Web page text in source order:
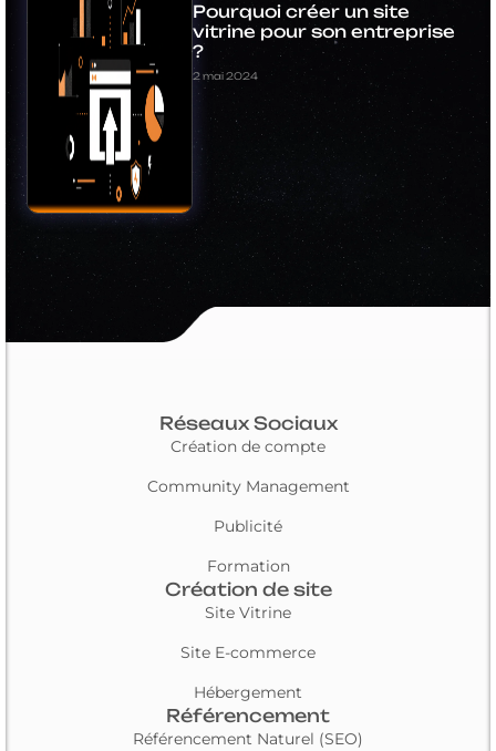
Pourquoi créer un site
vitrine pour son entreprise
?
2 mai 2024
Réseaux Sociaux
Création de compte
Community Management
Publicité
Formation
Création de site
Site Vitrine
Site E-commerce
Hébergement
Référencement
Référencement Naturel (SEO)